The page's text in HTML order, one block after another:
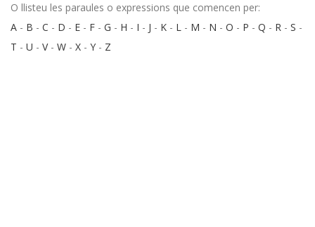
O llisteu les paraules o expressions que comencen per:
A - B - C - D - E - F - G - H - I - J - K - L - M - N - O - P - Q - R - S -
T - U - V- W - X - Y - Z